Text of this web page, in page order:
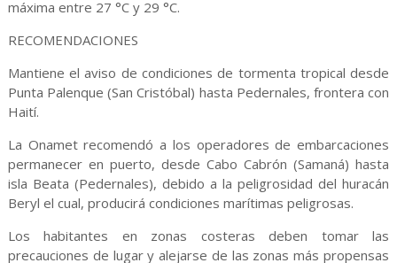
máxima entre 27 °C y 29 °C.
RECOMENDACIONES
Mantiene el aviso de condiciones de tormenta tropical desde
Punta Palenque (San Cristóbal) hasta Pedernales, frontera con
Haití.
La Onamet recomendó a los operadores de embarcaciones
permanecer en puerto, desde Cabo Cabrón (Samaná) hasta
isla Beata (Pedernales), debido a la peligrosidad del huracán
Beryl el cual, producirá condiciones marítimas peligrosas.
Los habitantes en zonas costeras deben tomar las
precauciones de lugar y alejarse de las zonas más propensas